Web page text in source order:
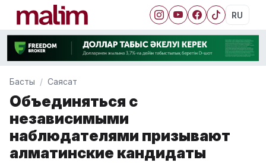
RU
Басты Саясат
Объединяться с
независимыми
наблюдателями призывают
алматинские кандидаты